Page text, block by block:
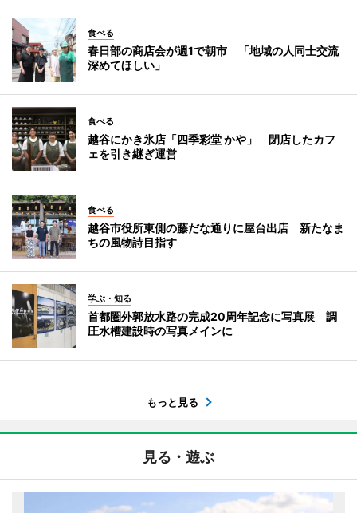
食べる
春日部の商店会が週1で朝市 「地域の人同士交流
深めてほしい」
食べる
越谷にかき氷店「四季彩堂 かや」 閉店したカフ
ェを引き継ぎ運営
食べる
越谷市役所東側の藤だな通りに屋台出店 新たなま
ちの風物詩目指す
学ぶ・知る
首都圏外郭放水路の完成20周年記念に写真展 調
圧水槽建設時の写真メインに
もっと見る
見る・遊ぶ